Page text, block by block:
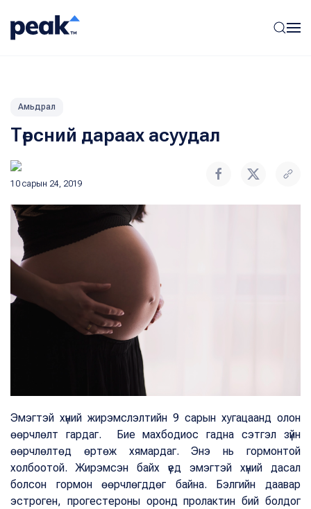
Амьдрал
Төрсний дараах асуудал
10 сарын 24, 2019
Эмэгтэй хүний жирэмслэлтийн 9 сарын хугацаанд олон
өөрчлөлт гардаг. Бие махбодиос гадна сэтгэл зүйн
өөрчлөлтөд өртөж хямардаг. Энэ нь гормонтой
холбоотой. Жирэмсэн байх үед эмэгтэй хүний дасал
болсон гормон өөрчлөгддөг байна. Бэлгийн даавар
эстроген, прогестероны оронд пролактин бий болдог